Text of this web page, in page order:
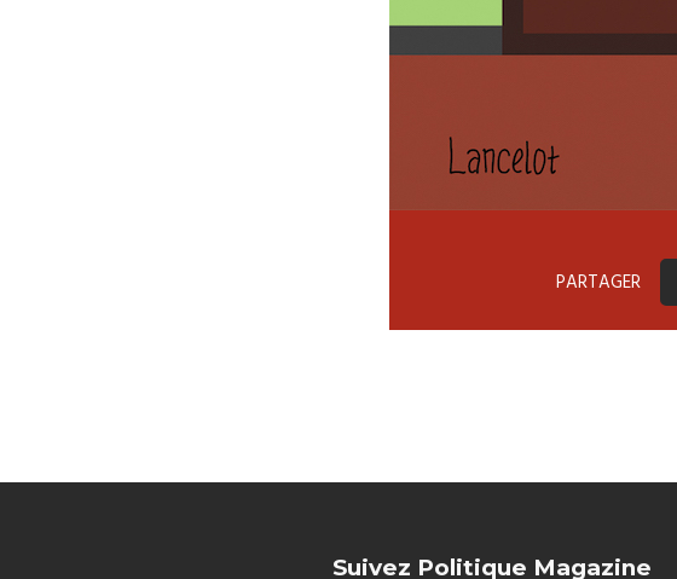
PARTAGER
Suivez Politique Magazine